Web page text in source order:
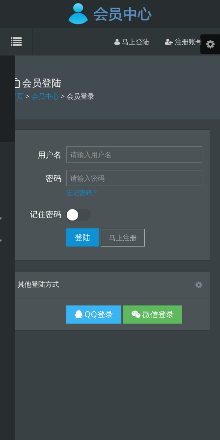
马上登陆 注册账号
会员登陆
首页 > 会员中心 > 会员登录
用户名
密码
忘记密码？
记住密码
其他登陆方式
QQ登录 微信登录